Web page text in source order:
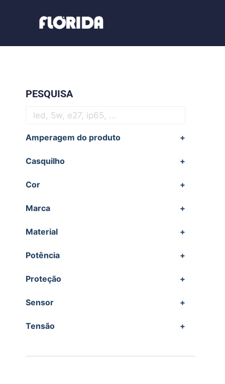
PESQUISA
Amperagem do produto +
Casquilho +
Cor +
Marca +
Material +
Potência +
Proteção +
Sensor +
Tensão +